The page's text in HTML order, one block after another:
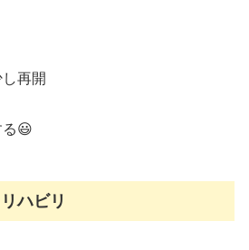
再開
😃
ハビリ